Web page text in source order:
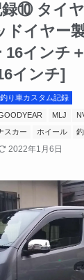
録⑩ タイ
ドイヤー
16インチ
インチ]
り車カスタム記録
MLJ
スカー ホイール
2022年1月6日